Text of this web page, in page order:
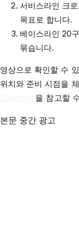
서비스라인 크
목표로 합니다.
베이스라인 20
묶습니다.
영상으로 확인할 수
위치와 준비 시점을
을 참고할
본문 중간 광고